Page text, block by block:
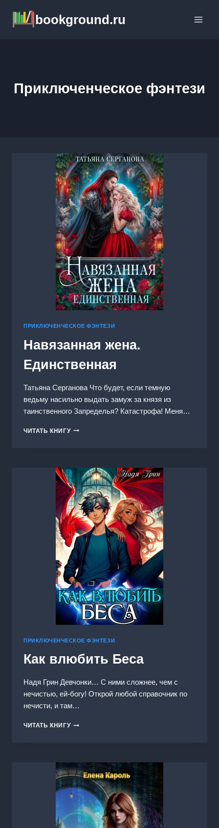
содержимому
bookground.ru
Приключенческое фэнтези
ПРИКЛЮЧЕНЧЕСКОЕ ФЭНТЕЗИ
Навязанная жена.
Единственная
Татьяна Серганова Что будет, если темную
ведьму насильно выдать замуж за князя из
таинственного Запределья? Катастрофа! Меня…
ЧИТАТЬ КНИГУНАВЯЗАННАЯ
ПРИКЛЮЧЕНЧЕСКОЕ ФЭНТЕЗИ
Как влюбить Беса
Надя Грин Девчонки… С ними сложнее, чем с
нечистью, ей-богу! Открой любой справочник по
нечисти, и там…
ЧИТАТЬ КНИГУКАК